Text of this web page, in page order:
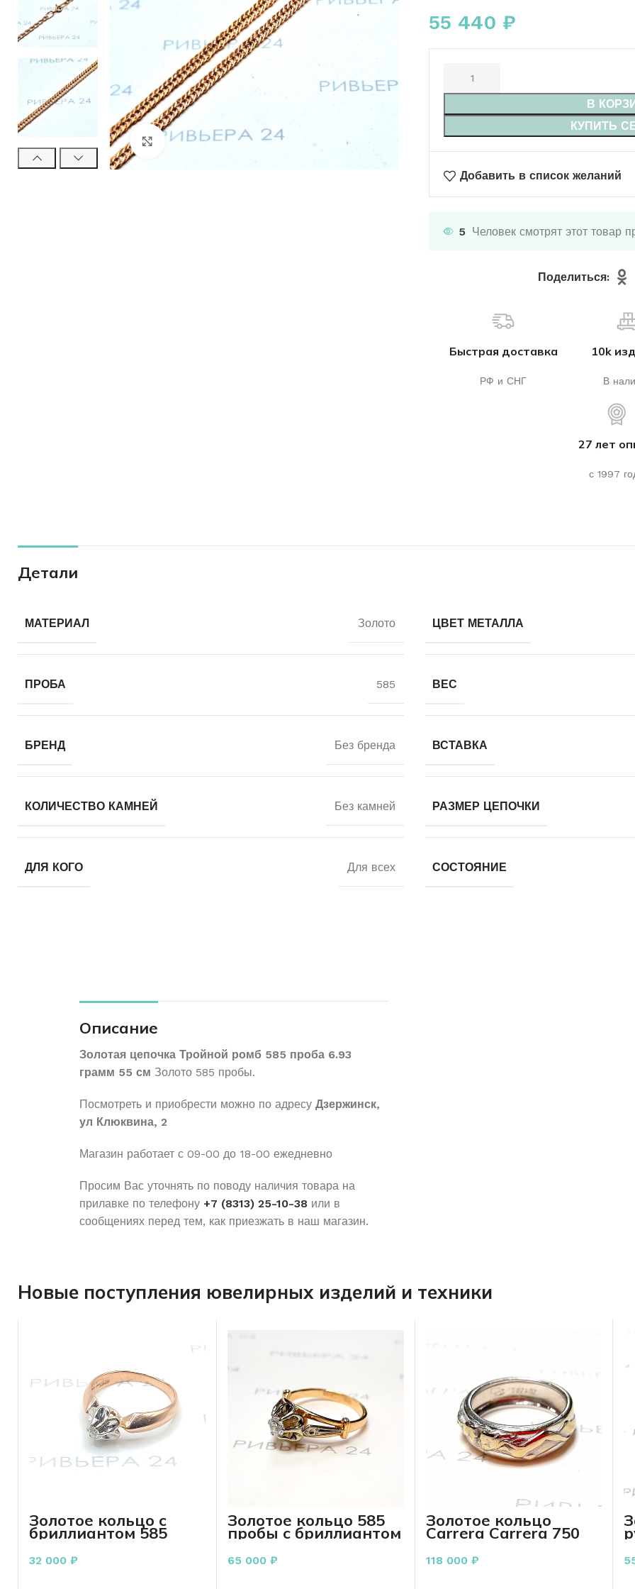
Нажмите, чтобы увеличить
55 440 ₽
В
КУПИТЬ
Добавить в список желаний
5 Человек смотрят этот товар
Поделиться:
Быстрая доставка
РФ и СНГ
10k
В
27 лет
с 1997
Детали
МАТЕРИАЛ Золото ЦВЕТ МЕТАЛЛА
ПРОБА 585 ВЕС
БРЕНД Без бренда ВСТАВКА
КОЛИЧЕСТВО КАМНЕЙ Без камней РАЗМЕР ЦЕПОЧКИ
ДЛЯ КОГО Для всех СОСТОЯНИЕ
Описание
Золотая цепочка Тройной ромб 585 проба 6.93
грамм 55 см Золото 585 пробы.
Посмотреть и приобрести можно по адресу Дзержинск,
ул Клюквина, 2
Магазин работает с 09-00 до 18-00 ежедневно
Просим Вас уточнять по поводу наличия товара на
прилавке по телефону +7 (8313) 25-10-38 или в
сообщениях перед тем, как приезжать в наш магазин.
Новые поступления ювелирных изделий и техники
Золотое кольцо с
бриллиантом 585
пробы 2.67 грамма
32 000 ₽
Золотое кольцо 585
пробы с бриллиантом
0.24 карат 3.57 грамм
65 000 ₽
Золотое кольцо
Carrera Carrera 750
пробы 6.52 грамм
118 000 ₽